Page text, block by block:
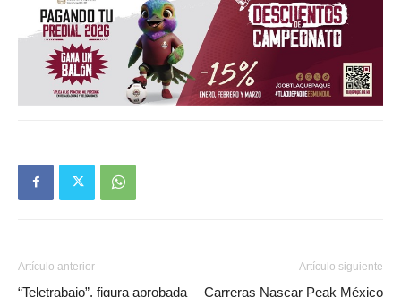
Artículo anterior
“Teletrabajo”, figura aprobada
Artículo siguiente
Carreras Nascar Peak México